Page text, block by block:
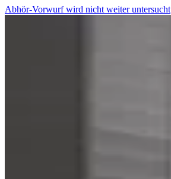
Abhör-Vorwurf wird nicht weiter untersucht